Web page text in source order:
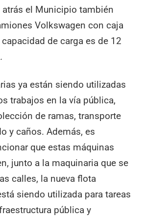
el Municipio también
Volkswagen con caja
de carga es de 12
ya están siendo utilizadas
trabajos en la vía pública,
de ramas, transporte
y caños. Además, es
que estas máquinas
junto a la maquinaria que se
calles, la nueva flota
siendo utilizada para tareas
pública y